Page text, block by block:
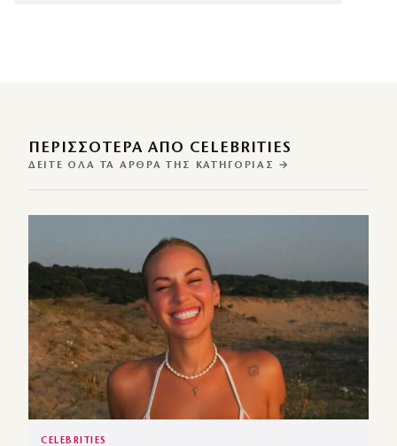
ΠΕΡΙΣΣΌΤΕΡΑ ΑΠΌ CELEBRITIES
ΔΕΊΤΕ ΌΛΑ ΤΑ ΆΡΘΡΑ ΤΗΣ ΚΑΤΗΓΟΡΊΑΣ →
CELEBRITIES